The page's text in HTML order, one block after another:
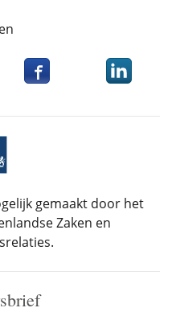
op Bluesky
Deel dit item opDeel dit
gemaakt door het
Zaken en